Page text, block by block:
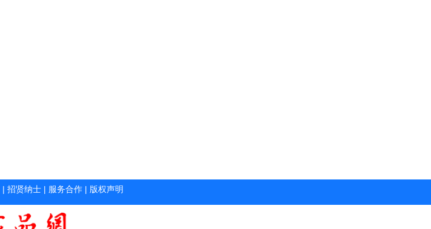
| 招贤纳士 | 服务合作 | 版权声明